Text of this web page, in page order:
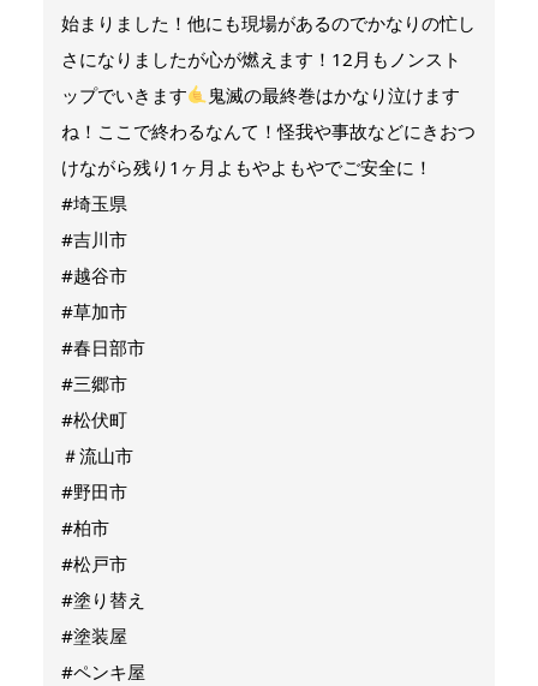
始まりました！他にも現場があるのでかなりの忙し
さになりましたが心が燃えます！12月もノンスト
ップでいきます
鬼滅の最終巻はかなり泣けます
ね！ここで終わるなんて！怪我や事故などにきおつ
けながら残り1ヶ月よもやよもやでご安全に！
#埼玉県
#吉川市
#越谷市
#草加市
#春日部市
#三郷市
#松伏町
＃流山市
#野田市
#柏市
#松戸市
#塗り替え
#塗装屋
#ペンキ屋